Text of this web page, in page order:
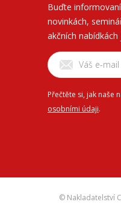
Buďte
novinkách,
akčních nabídkách
Přečtěte si, jak naše
osobními údaji.
© Nakladatelství